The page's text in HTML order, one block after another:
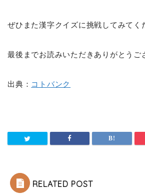
ぜひまた漢字クイズに挑戦してみて
最後までお読みいただきありがとうご
出典： コトバンク
RELATED POST